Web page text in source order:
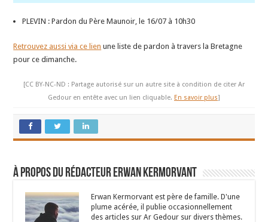
PLEVIN : Pardon du Père Maunoir, le 16/07 à 10h30
Retrouvez aussi via ce lien une liste de pardon à travers la Bretagne
pour ce dimanche.
[CC BY-NC-ND : Partage autorisé sur un autre site à condition de citer Ar
Gedour en entête avec un lien cliquable. En savoir plus]
À propos du rédacteur Erwan Kermorvant
Erwan Kermorvant est père de famille. D'une
plume acérée, il publie occasionnellement
des articles sur Ar Gedour sur divers thèmes.